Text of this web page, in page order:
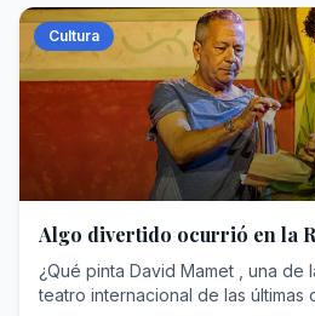
Cultura
Algo divertido ocurrió en la
¿Qué pinta David Mamet , una de
teatro internacional de las últimas